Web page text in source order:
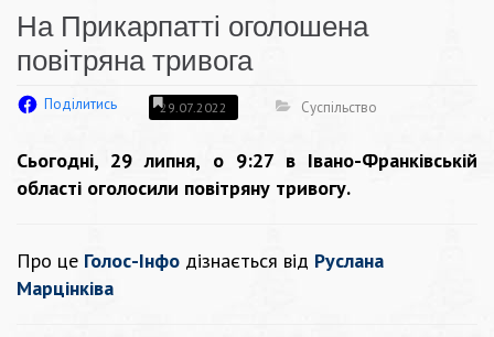
На Прикарпатті оголошена
повітряна тривога
Поділитись 29.07.2022 Суспільство
Сьогодні, 29 липня, о 9:27 в Івано-Франківській
області оголосили повітряну тривогу.
Про це Голос-Інфо дізнається від Руслана
Марцінківа